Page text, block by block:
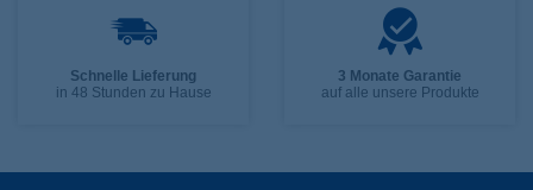
Schnelle Lieferung
in 48 Stunden zu Hause
3 Monate Garantie
auf alle unsere Produkte